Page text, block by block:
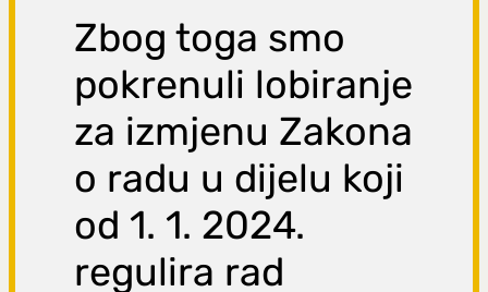
Zbog toga smo
pokrenuli lobiranje
za izmjenu Zakona
o radu u dijelu koji
od 1. 1. 2024.
regulira rad